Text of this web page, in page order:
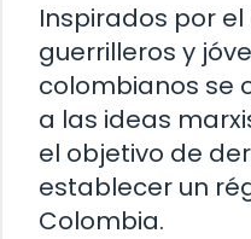
Inspirados por
guerrilleros y
colombianos se
a las ideas
el objetivo de
establecer un
Colombia.